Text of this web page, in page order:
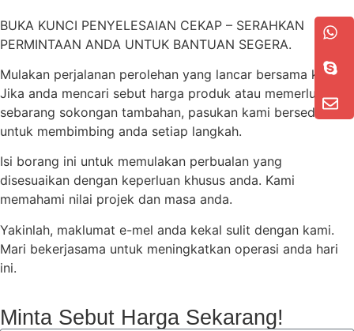
BUKA KUNCI PENYELESAIAN CEKAP – SERAHKAN
PERMINTAAN ANDA UNTUK BANTUAN SEGERA.
Mulakan perjalanan perolehan yang lancar bersama kami.
Jika anda mencari sebut harga produk atau memerlukan
sebarang sokongan tambahan, pasukan kami bersedia
untuk membimbing anda setiap langkah.
Isi borang ini untuk memulakan perbualan yang
disesuaikan dengan keperluan khusus anda. Kami
memahami nilai projek dan masa anda.
Yakinlah, maklumat e-mel anda kekal sulit dengan kami.
Mari bekerjasama untuk meningkatkan operasi anda hari
ini.
Minta Sebut Harga Sekarang!